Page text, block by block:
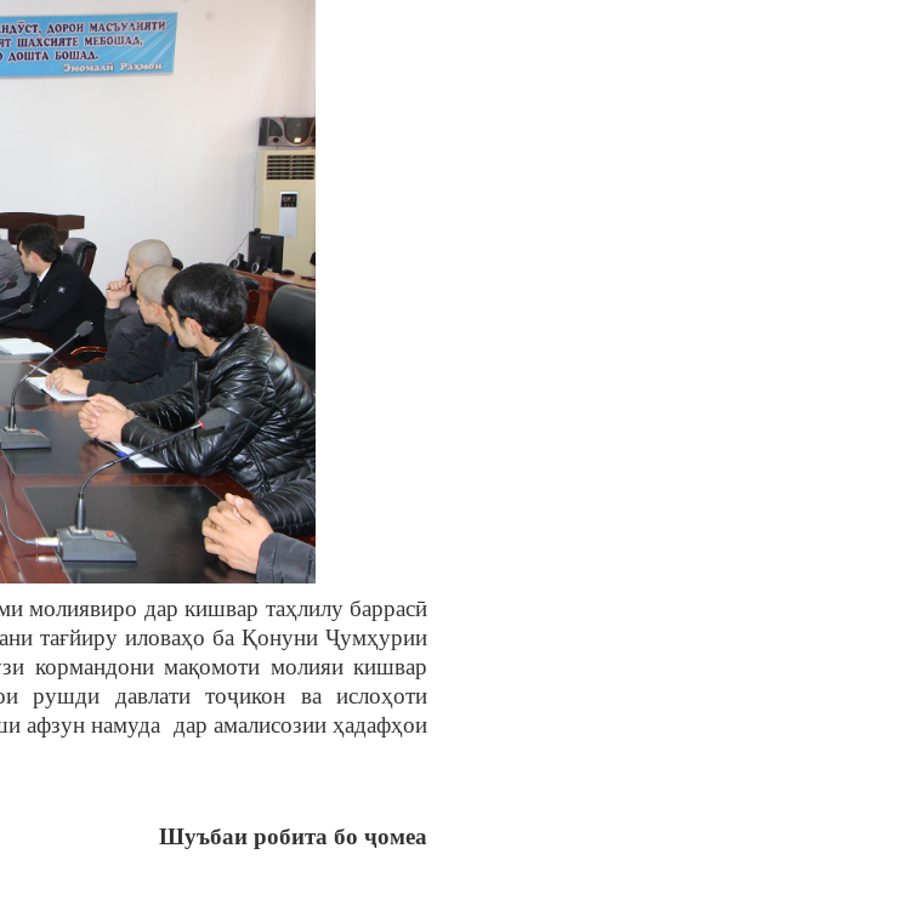
молиявиро дар кишвар таҳлилу баррасӣ
тағйиру иловаҳо ба Қонуни Ҷумҳурии
кормандони мақомоти молияи кишвар
рушди давлати тоҷикон ва ислоҳоти
афзун намуда дар амалисозии ҳадафҳои
Шуъбаи робита бо ҷомеа